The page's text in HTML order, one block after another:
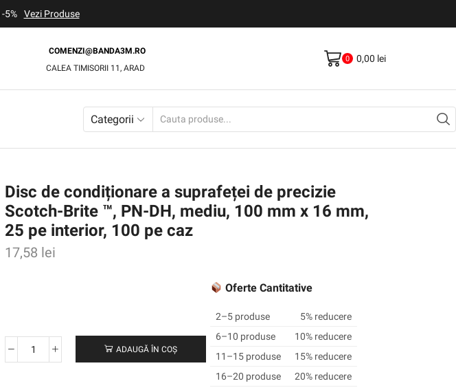
5% Vezi Produse
COMENZI@BANDA3M.RO
CALEA TIMISORII 11, ARAD
0 0,00 lei
Categorii
Disc de condiționare a suprafeței de precizie
Scotch-Brite ™, PN-DH, mediu, 100 mm x 16 mm,
25 pe interior, 100 pe caz
17,58 lei
Cantitate
ADAUGĂ ÎN COȘ
Oferte Cantitative
2–5 produse
5% reducere
6–10 produse
10% reducere
11–15 produse
15% reducere
16–20 produse
20% reducere